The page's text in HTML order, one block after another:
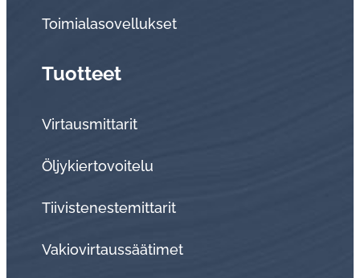
Toi­mia­la­so­vel­luk­set
Tuotteet
Virtausmittarit
Öljykiertovoitelu
Tiivistenestemittarit
Vakiovirtaussäätimet